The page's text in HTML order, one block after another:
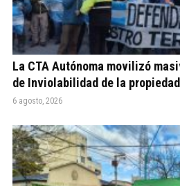
La CTA Autónoma movilizó
de Inviolabilidad de la
6 agosto, 2026